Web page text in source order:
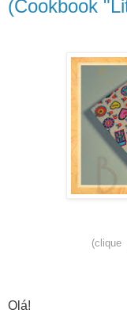
(Cookbook
(clique
Olá!